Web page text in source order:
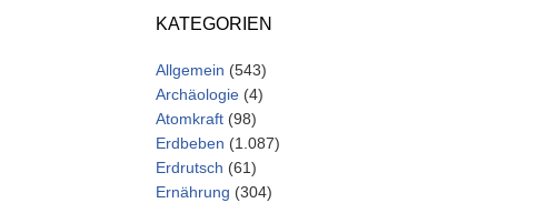
KATEGORIEN
Allgemein (543)
Archäologie (4)
Atomkraft (98)
Erdbeben (1.087)
Erdrutsch (61)
Ernährung (304)